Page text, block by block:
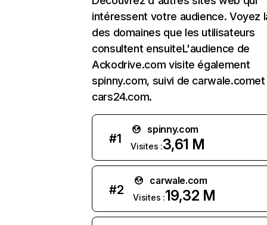
intéressent votre audience. Voyez
des domaines que les utilisateurs
consultent ensuiteL'audience de
Ackodrive.com visite également
spinny.com, suivi de carwale.comet
cars24.com.
#1
spinny.com
Visites :3,61 M
#2
carwale.com
Visites :19,32 M